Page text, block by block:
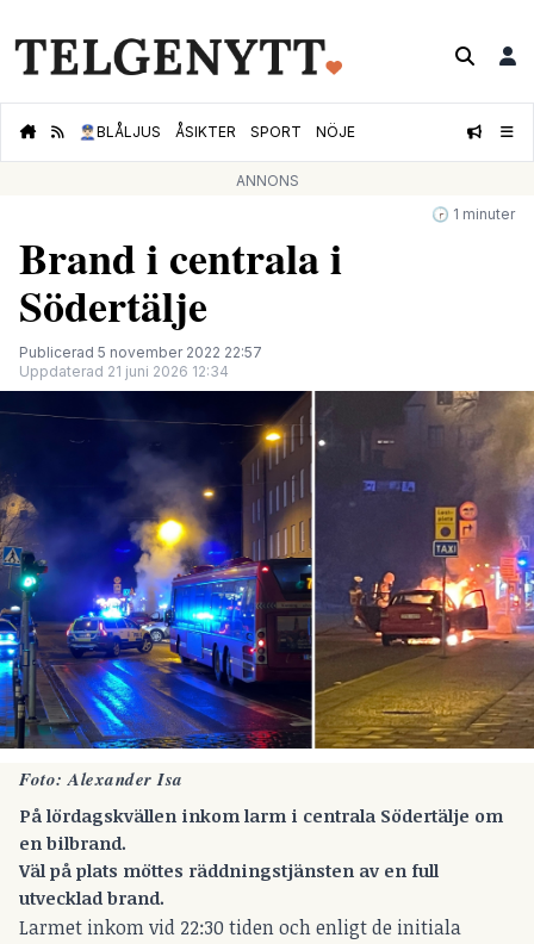
👮🏻‍♂️BLÅLJUS ÅSIKTER SPORT NÖJE
ANNONS
🕝 1 minuter
Brand i centrala i
Södertälje
Publicerad 5 november 2022 22:57
Uppdaterad 21 juni 2026 12:34
Foto: Alexander Isa
På lördagskvällen inkom larm i centrala Södertälje om
en bilbrand.
Väl på plats möttes räddningstjänsten av en full
utvecklad brand.
Larmet inkom vid 22:30 tiden och enligt de initiala